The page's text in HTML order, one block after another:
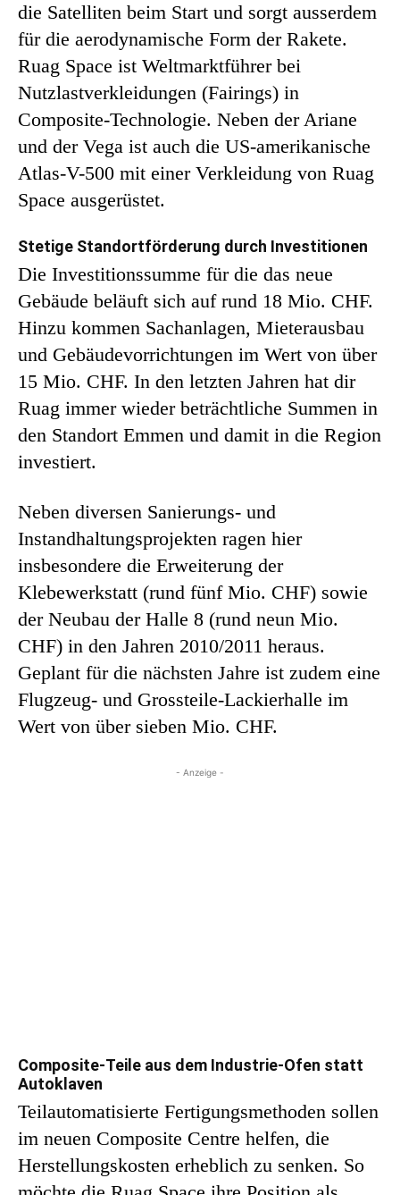
die Satelliten beim Start und sorgt ausserdem
für die aerodynamische Form der Rakete.
Ruag Space ist Weltmarktführer bei
Nutzlastverkleidungen (Fairings) in
Composite-Technologie. Neben der Ariane
und der Vega ist auch die US-amerikanische
Atlas-V-500 mit einer Verkleidung von Ruag
Space ausgerüstet.
Stetige Standortförderung durch Investitionen
Die Investitionssumme für die das neue
Gebäude beläuft sich auf rund 18 Mio. CHF.
Hinzu kommen Sachanlagen, Mieterausbau
und Gebäudevorrichtungen im Wert von über
15 Mio. CHF. In den letzten Jahren hat dir
Ruag immer wieder beträchtliche Summen in
den Standort Emmen und damit in die Region
investiert.
Neben diversen Sanierungs- und
Instandhaltungsprojekten ragen hier
insbesondere die Erweiterung der
Klebewerkstatt (rund fünf Mio. CHF) sowie
der Neubau der Halle 8 (rund neun Mio.
CHF) in den Jahren 2010/2011 heraus.
Geplant für die nächsten Jahre ist zudem eine
Flugzeug- und Grossteile-Lackierhalle im
Wert von über sieben Mio. CHF.
- Anzeige -
Composite-Teile aus dem Industrie-Ofen statt
Autoklaven
Teilautomatisierte Fertigungsmethoden sollen
im neuen Composite Centre helfen, die
Herstellungskosten erheblich zu senken. So